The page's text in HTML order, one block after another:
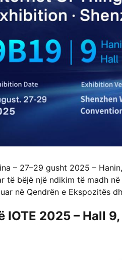
– 27–29 gusht 2025 –
të bëjë një ndikim të madh
në Qendrën e Ekspozitës
IOTE 2025 – Hall